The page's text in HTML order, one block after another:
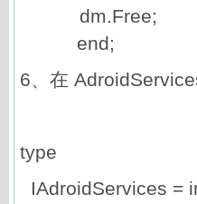
dm.Free;
end;
6、在
type
IAdroidServices =